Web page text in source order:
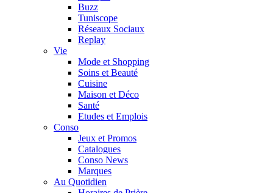
Buzz
Tuniscope
Réseaux Sociaux
Replay
Vie
Mode et Shopping
Soins et Beauté
Cuisine
Maison et Déco
Santé
Etudes et Emplois
Conso
Jeux et Promos
Catalogues
Conso News
Marques
Au Quotidien